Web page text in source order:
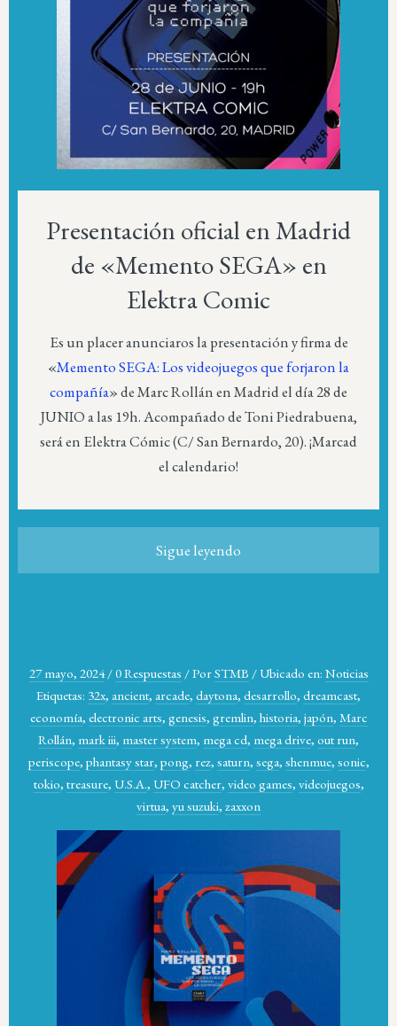
Presentación oficial en Madrid
de «Memento SEGA» en
Elektra Comic
Es un placer anunciaros la presentación y firma de
«Memento SEGA: Los videojuegos que forjaron la
compañía» de Marc Rollán en Madrid el día 28 de
JUNIO a las 19h. Acompañado de Toni Piedrabuena,
será en Elektra Cómic (C/ San Bernardo, 20). ¡Marcad
el calendario!
Sigue leyendo
27 mayo, 2024 /0 Respuestas /PorSTMB / Ubicado en: Noticias
Etiquetas: 32x, ancient, arcade, daytona, desarrollo, dreamcast,
economía, electronic arts, genesis, gremlin, historia, japón, Marc
Rollán, mark iii, master system, mega cd, mega drive, out run,
periscope, phantasy star, pong, rez, saturn, sega, shenmue, sonic,
tokio, treasure, U.S.A., UFO catcher, video games, videojuegos,
virtua, yu suzuki, zaxxon